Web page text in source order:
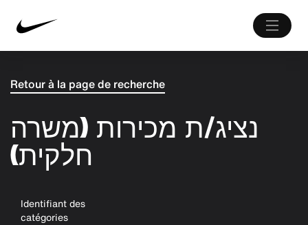
Retour à la page de recherche
נציג/ת מכירות (משרה
חלקית)
Identifiant des
catégories